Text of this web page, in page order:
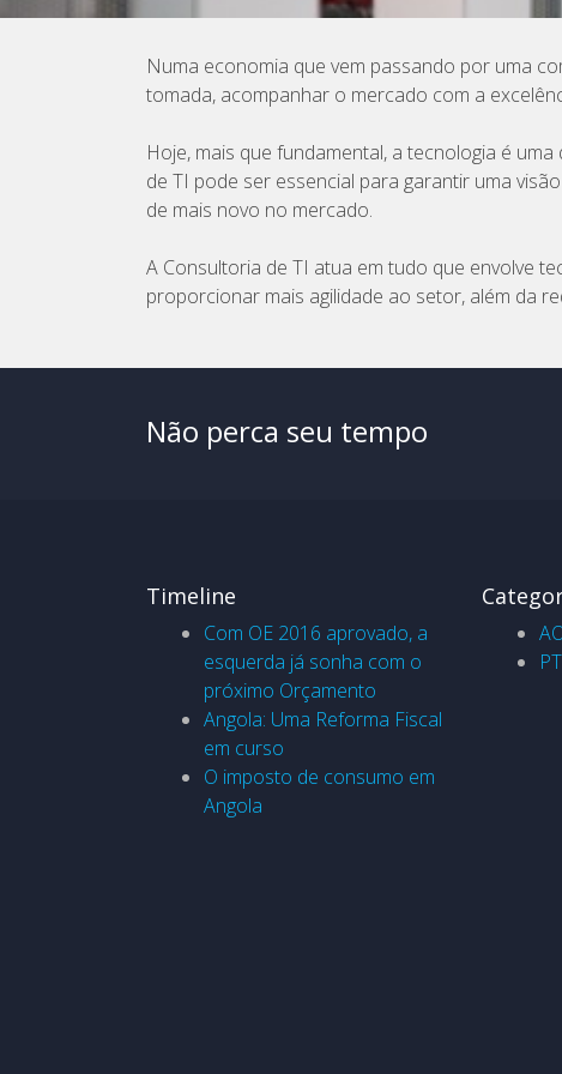
Numa economia que vem passando por uma
tomada, acompanhar o mercado com a
Hoje, mais que fundamental, a tecnologia é
de TI pode ser essencial para garantir uma
de mais novo no mercado.
A Consultoria de TI atua em tudo que envolve
proporcionar mais agilidade ao setor, além da
Não perca seu tempo
Timeline
Com OE 2016 aprovado, a
esquerda já sonha com o
próximo Orçamento
Angola: Uma Reforma Fiscal
em curso
O imposto de consumo em
Angola
PT